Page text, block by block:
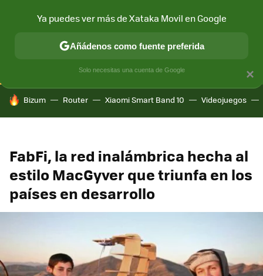
CONECTIVIDAD MÓVIL Y SOCIEDAD APLICACIONES
HOY SE HABLA DE
Bizum Router Xiaomi Smart Band 10 Videojuegos
FabFi, la red inalámbrica hecha al
estilo MacGyver que triunfa en los
países en desarrollo
×
Ya puedes ver más de Xataka Movil en Google
Añádenos como fuente preferida
Solo necesitas una cuenta de Google